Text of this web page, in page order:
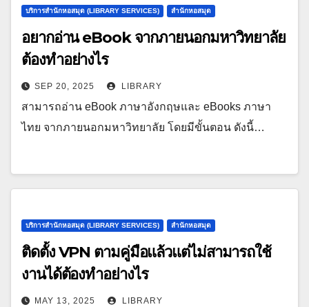
บริการสำนักหอสมุด (LIBRARY SERVICES) สำนักหอสมุด
อยากอ่าน eBook จากภายนอกมหาวิทยาลัย
ต้องทำอย่างไร
SEP 20, 2025 LIBRARY
สามารถอ่าน eBook ภาษาอังกฤษและ eBooks ภาษา
ไทย จากภายนอกมหาวิทยาลัย โดยมีขั้นตอน ดังนี้…
บริการสำนักหอสมุด (LIBRARY SERVICES) สำนักหอสมุด
ติดตั้ง VPN ตามคู่มือแล้วแต่ไม่สามารถใช้
งานได้ต้องทำอย่างไร
MAY 13, 2025 LIBRARY